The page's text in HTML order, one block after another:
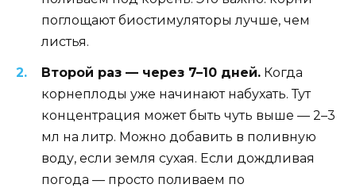
поглощают биостимуляторы лучше, чем
листья.
Второй раз — через 7–10 дней. Когда
корнеплоды уже начинают набухать. Тут
концентрация может быть чуть выше — 2–3
мл на литр. Можно добавить в поливную
воду, если земля сухая. Если дождливая
погода — просто поливаем по